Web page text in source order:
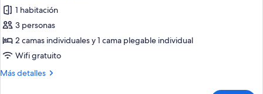
Extra
Bed)
de
Habitación
Premium
con
2
1 habitación
3 personas
2 camas individuales y 1 cama plegable individual
Wifi gratuito
Más detalles
Más